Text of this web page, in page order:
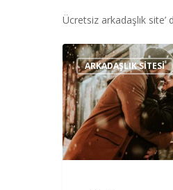
Ücretsiz arkadaşlık
Edirne
Arkadaşlık
Sitesi
ARKADAŞLIK SITESI